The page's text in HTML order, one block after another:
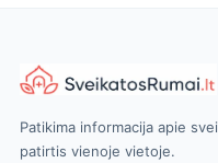
Patikima informacija apie
patirtis vienoje vietoje.